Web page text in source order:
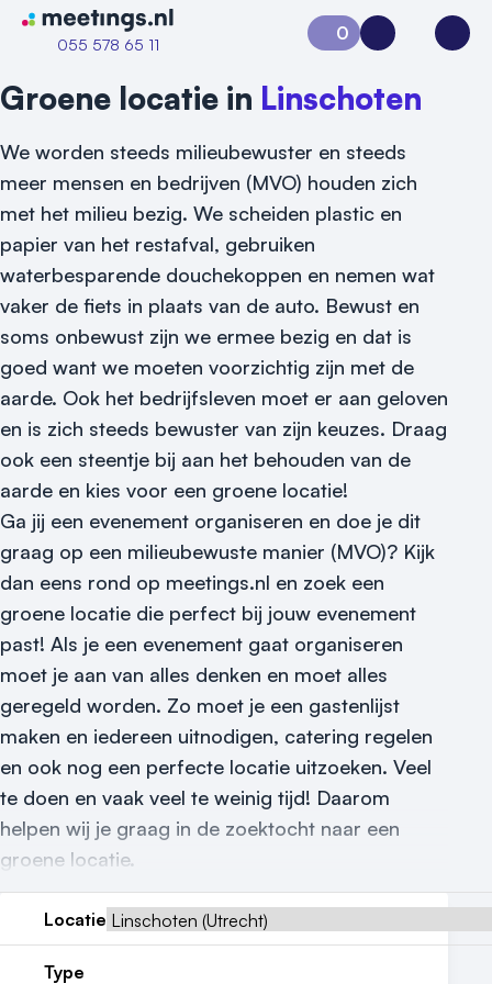
Naar home van Meetings
055 578 65 11
Vraag locatie aan
Locatiegids
Meld locatie aan
Nieuws
Contact
0
Aanvraag 0Inloggen
Groene locatie in Linschoten
We worden steeds milieubewuster en steeds
meer mensen en bedrijven (MVO) houden zich
met het milieu bezig. We scheiden plastic en
papier van het restafval, gebruiken
waterbesparende douchekoppen en nemen wat
vaker de fiets in plaats van de auto. Bewust en
soms onbewust zijn we ermee bezig en dat is
goed want we moeten voorzichtig zijn met de
aarde. Ook het bedrijfsleven moet er aan geloven
en is zich steeds bewuster van zijn keuzes. Draag
ook een steentje bij aan het behouden van de
aarde en kies voor een groene locatie!
Ga jij een evenement organiseren en doe je dit
graag op een milieubewuste manier (MVO)? Kijk
dan eens rond op meetings.nl en zoek een
groene locatie die perfect bij jouw evenement
past! Als je een evenement gaat organiseren
moet je aan van alles denken en moet alles
geregeld worden. Zo moet je een gastenlijst
maken en iedereen uitnodigen, catering regelen
en ook nog een perfecte locatie uitzoeken. Veel
te doen en vaak veel te weinig tijd! Daarom
helpen wij je graag in de zoektocht naar een
groene locatie.
Locatie
Type